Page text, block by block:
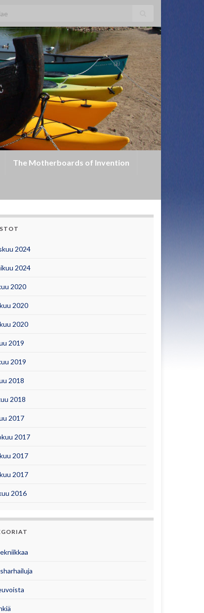
for:
The Motherboards of Invention
2024
2024
2020
2020
2020
2019
2019
2018
2018
2017
2017
2017
2017
2016